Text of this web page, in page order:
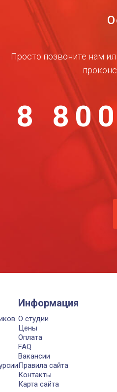
Просто позвоните нам
8
Информация
О студии
Цены
Оплата
FAQ
Вакансии
Правила сайта
Контакты
Карта сайта